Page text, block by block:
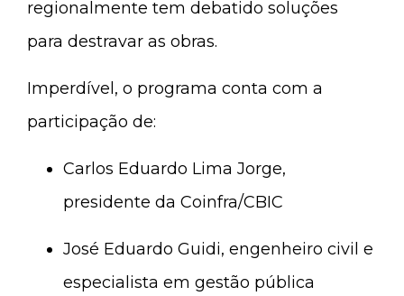
regionalmente tem debatido soluções
para destravar as obras.
Imperdível, o programa conta com a
participação de:
Carlos Eduardo Lima Jorge,
presidente da Coinfra/CBIC
José Eduardo Guidi, engenheiro civil e
especialista em gestão pública